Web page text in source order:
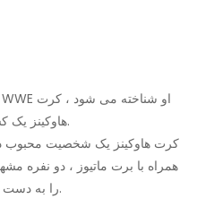
هاوکینز یک کشتی گیر حرفه ای آمریکایی است.
کرت هاوکینز یک شخصیت محبوب
همراه با برت ماتیوز ، دو نفره
چندین قهرمانی Tag Team را به دست آورد.